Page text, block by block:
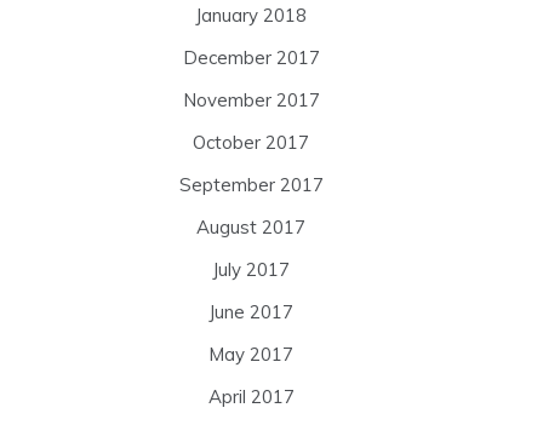
January 2018
December 2017
November 2017
October 2017
September 2017
August 2017
July 2017
June 2017
May 2017
April 2017